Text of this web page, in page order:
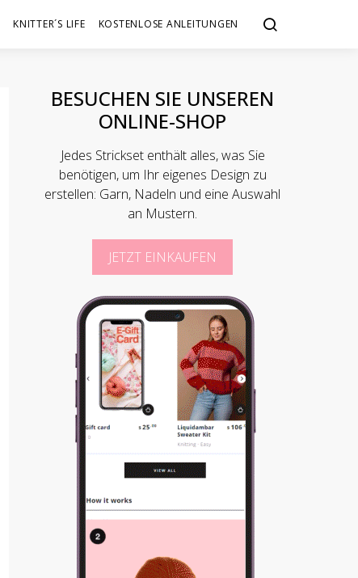
KNITTER´S LIFE KOSTENLOSE ANLEITUNGEN
BESUCHEN SIE UNSEREN
ONLINE-SHOP
Jedes Strickset enthält alles, was Sie
benötigen, um Ihr eigenes Design zu
erstellen: Garn, Nadeln und eine Auswahl
an Mustern.
JETZT EINKAUFEN